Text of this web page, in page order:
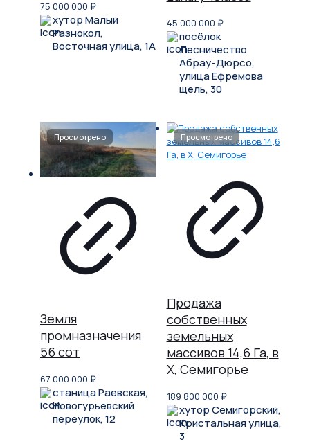
75 000 000 ₽
хутор Малый
Разнокол,
Восточная улица, 1А
45 000 000 ₽
посёлок
Лесничество
Абрау-Дюрсо,
улица Ефремова
щель, 30
Земля
промназначения
56 сот
67 000 000 ₽
станица Раевская,
Новогурьевский
переулок, 12
Продажа
собственных
земельных
массивов 14,6 Га, в
Х, Семигорье
189 800 000 ₽
хутор Семигорский,
Кристальная улица,
3